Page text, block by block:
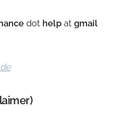
dot helpat gmail